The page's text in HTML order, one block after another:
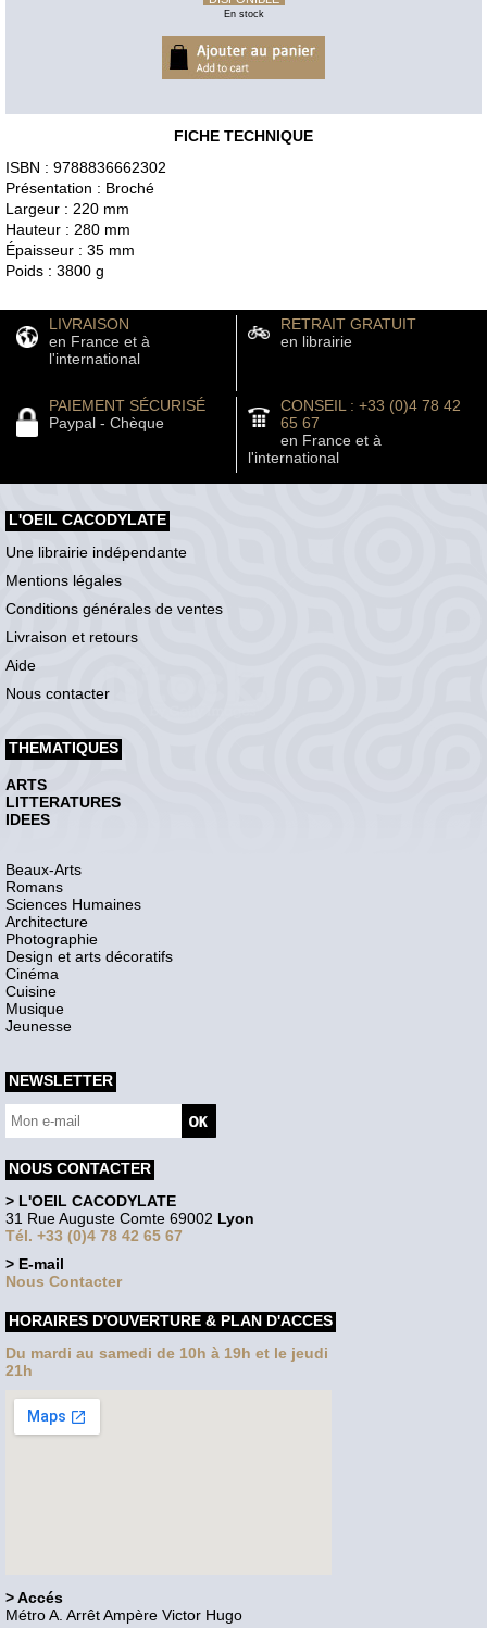
En stock
FICHE TECHNIQUE
ISBN : 9788836662302
Présentation : Broché
Largeur : 220 mm
Hauteur : 280 mm
Épaisseur : 35 mm
Poids : 3800 g
LIVRAISON
en France et à
l'international
RETRAIT GRATUIT
en librairie
PAIEMENT SÉCURISÉ
Paypal - Chèque
CONSEIL : +33 (0)4 78 42
65 67
en France et à
l'international
L'OEIL CACODYLATE
Une librairie indépendante
Mentions légales
Conditions générales de ventes
Livraison et retours
Aide
Nous contacter
THEMATIQUES
ARTS
LITTERATURES
IDEES
Beaux-Arts
Romans
Sciences Humaines
Architecture
Photographie
Design et arts décoratifs
Cinéma
Cuisine
Musique
Jeunesse
NEWSLETTER
NOUS CONTACTER
> L'OEIL CACODYLATE
31 Rue Auguste Comte 69002 Lyon
Tél. +33 (0)4 78 42 65 67
> E-mail
Nous Contacter
HORAIRES D'OUVERTURE & PLAN D'ACCES
Du mardi au samedi de 10h à 19h et le jeudi
21h
> Accés
Métro A. Arrêt Ampère Victor Hugo